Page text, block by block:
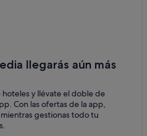
llegarás aún más
y llévate el doble de
Con las ofertas de la app,
gestionas todo tu